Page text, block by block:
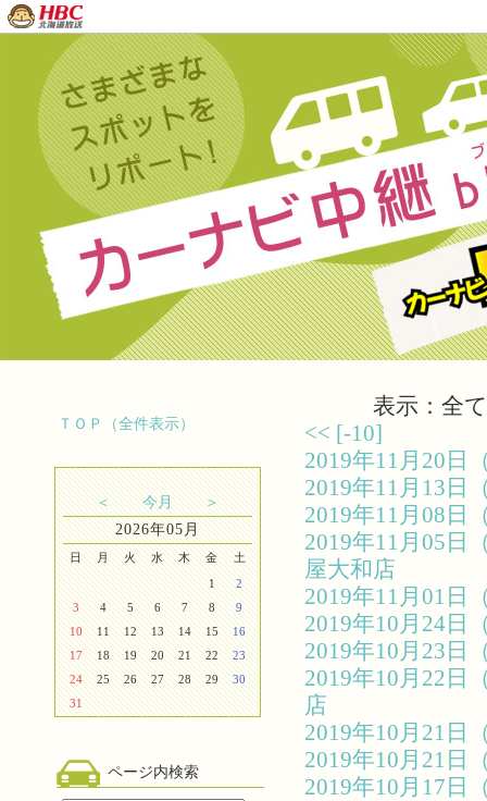
ＴＯＰ（全件表示）
＜ 今月
＞
2026年05月
日 月 火 水 木 金
土
1
2
3
4 5 6 7 8
9
10
11 12 13 14 15
16
17
18 19 20 21 22
23
24
25 26 27 28 29
30
31
ページ内検索
表示：全て
<< [-10]
2019年11月20
2019年11月13
2019年11月08
2019年11月05
屋大和店
2019年11月01
2019年10月24
2019年10月23
2019年10月22
店
2019年10月21
2019年10月21
2019年10月17